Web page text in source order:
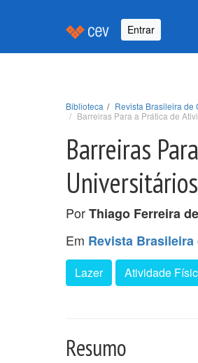
Entrar
Biblioteca
Revista Brasileira de
Barreiras Para a Prática de
Barreiras
Universitários
PorThiago Ferreira
Em Revista Brasileira
Lazer Atividade
Resumo